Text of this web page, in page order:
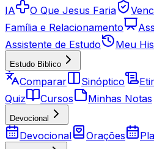
IA
O Que Jesus Faria
Família e Relacionamento
Assistente de Estudo
Meu
Estudo Biblico
Comparar Sinóptico
Quiz
Cursos Minhas Notas
Devocional
Devocional Orações